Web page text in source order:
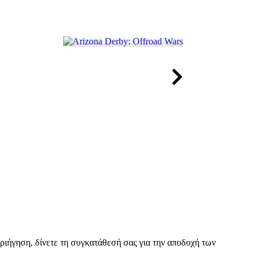
δίνετε τη συγκατάθεσή σας για την αποδοχή των